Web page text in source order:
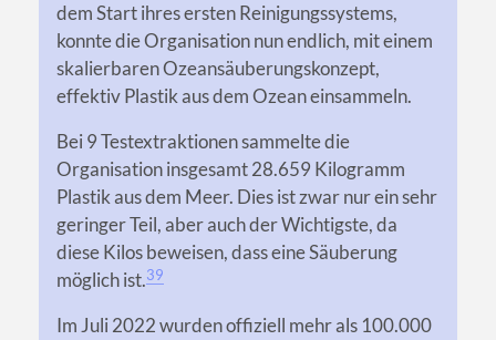
dem Start ihres ersten Reinigungssystems,
konnte die Organisation nun endlich, mit einem
skalierbaren Ozeansäuberungskonzept,
effektiv Plastik aus dem Ozean einsammeln.
Bei 9 Testextraktionen sammelte die
Organisation insgesamt 28.659 Kilogramm
Plastik aus dem Meer. Dies ist zwar nur ein sehr
geringer Teil, aber auch der Wichtigste, da
diese Kilos beweisen, dass eine Säuberung
möglich ist.39
Im Juli 2022 wurden offiziell mehr als 100.000